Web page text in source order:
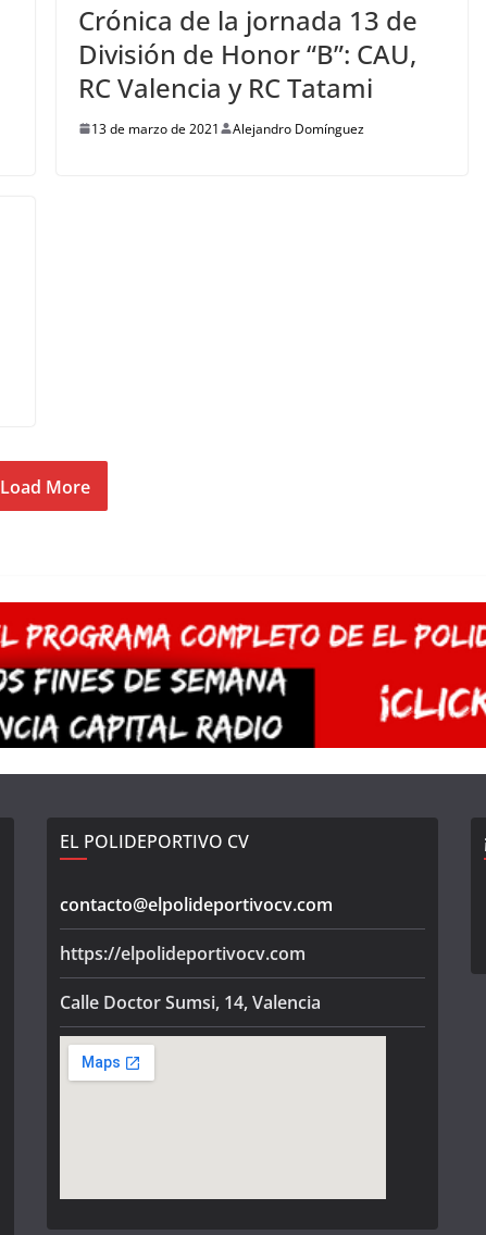
Crónica de la jornada 13 de
División de Honor “B”: CAU,
RC Valencia y RC Tatami
13 de marzo de 2021 Alejandro Domínguez
Load More
EL POLIDEPORTIVO CV
contacto@elpolideportivocv.com
https://elpolideportivocv.com
Calle Doctor Sumsi, 14, Valencia